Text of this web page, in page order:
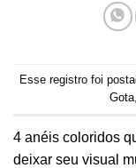
Esse registro foi
Gota
4 anéis coloridos
deixar seu visual